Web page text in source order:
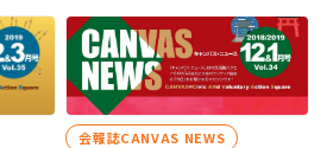
会報誌CANVAS NEWS